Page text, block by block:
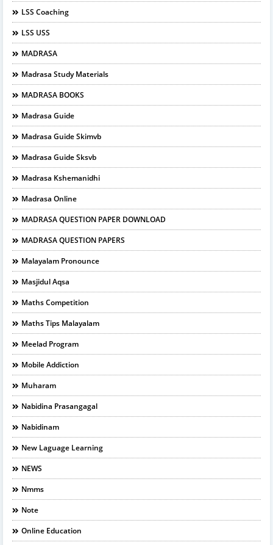
LSS Coaching
LSS USS
MADRASA
Madrasa Study Materials
MADRASA BOOKS
Madrasa Guide
Madrasa Guide Skimvb
Madrasa Guide Sksvb
Madrasa Kshemanidhi
Madrasa Online
MADRASA QUESTION PAPER DOWNLOAD
MADRASA QUESTION PAPERS
Malayalam Pronounce
Masjidul Aqsa
Maths Competition
Maths Tips Malayalam
Meelad Program
Mobile Addiction
Muharam
Nabidina Prasangagal
Nabidinam
New Laguage Learning
NEWS
Nmms
Note
Online Education